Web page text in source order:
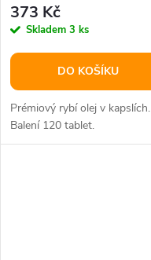
373 Kč
Skladem 3 ks
DO KOŠÍKU
Prémiový rybí olej v kapslích.
Balení 120 tablet.